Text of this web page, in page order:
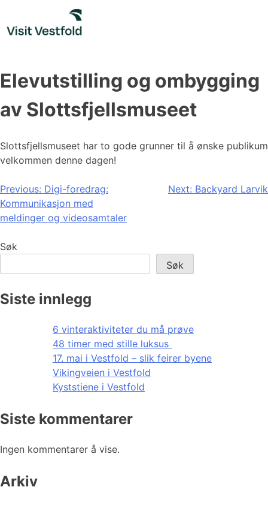
content
Elevutstilling og ombygging
av Slottsfjellsmuseet
Slottsfjellsmuseet har to gode grunner til å ønske publikum
velkommen denne dagen!
Innleggsnavigasjon
Previous: Digi-foredrag:
Kommunikasjon med
meldinger og videosamtaler
Next: Backyard Larvik
Søk
Søk
Siste innlegg
6 vinteraktiviteter du må prøve
48 timer med stille luksus
17. mai i Vestfold – slik feirer byene
Vikingveien i Vestfold
Kyststiene i Vestfold
Siste kommentarer
Ingen kommentarer å vise.
Arkiv